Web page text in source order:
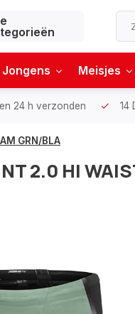
Jongens Meisjes
24 h verzonden 14
GRN/BLA
2.0 HI